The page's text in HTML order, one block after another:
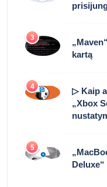
3
kartą
4
▷ Kaip
„Xbox
5
Deluxe“